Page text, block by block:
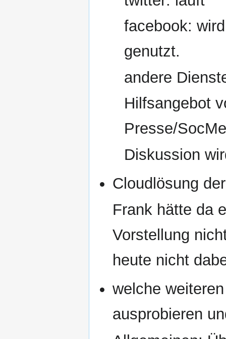
facebook:
genutzt.
andere
Hilfsangebot
Presse/
Diskussion
Cloudlösung
Frank hätte da
Vorstellung
heute nicht
welche
ausprobieren